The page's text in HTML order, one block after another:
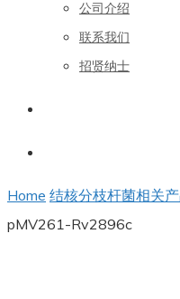
公司介绍
联系我们
招贤纳士
Home 结核分枝杆菌相关
pMV261-Rv2896c